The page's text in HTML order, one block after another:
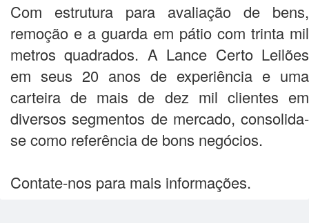
Com estrutura para avaliação de bens,
remoção e a guarda em pátio com trinta mil
metros quadrados. A Lance Certo Leilões
em seus 20 anos de experiência e uma
carteira de mais de dez mil clientes em
diversos segmentos de mercado, consolida-
se como referência de bons negócios.
Contate-nos para mais informações.